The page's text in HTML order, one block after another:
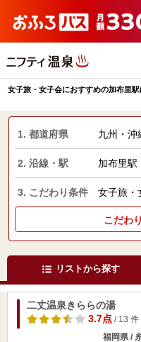
女子旅・女子会におすすめの加布里
1. 都道府県 九州・沖
2. 沿線・駅 加布里駅
3. こだわり条件 女子旅・
こだわ
リストから探す
二丈温泉きららの湯
3.7点/ 13 件
福岡県 /